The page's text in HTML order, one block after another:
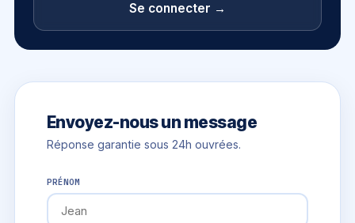
Se connecter →
Envoyez-nous un message
Réponse garantie sous 24h ouvrées.
PRÉNOM